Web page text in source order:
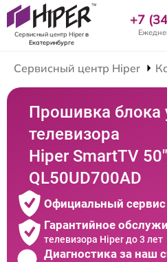
Сервисный центр Hiperв
Екатеринбурге
+7
Сервисный центр Hiper
Прошивка блока
телевизора
Hiper SmartTV
QL50UD700AD
Официальный сервис
Гарантийное
телевизора Hiper до 3 лет
Диагностика за наш